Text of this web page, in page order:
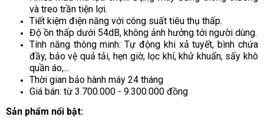
và treo trần tiện lợi.
Tiết kiệm điện năng với công suất tiêu thụ thấp.
Độ ồn thấp dưới 54dB, không ảnh hưởng tới người dùng.
Tính năng thông minh: Tự động khi xả tuyết, bình chứa
đầy, bảo vệ quả tải, hẹn giờ, lọc khí, khử khuẩn, sấy khô
quần áo,...
Thời gian bảo hành máy 24 tháng
Giá bán: từ 3.700.000 - 9.300.000 đồng
Sản phẩm nổi bật: